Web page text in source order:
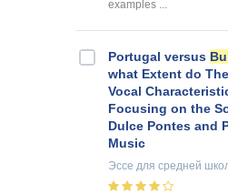
examples ...
Portugal versus
what Extent do
Vocal
Focusing on the
Dulce Pontes and
Music
Эссе для средней